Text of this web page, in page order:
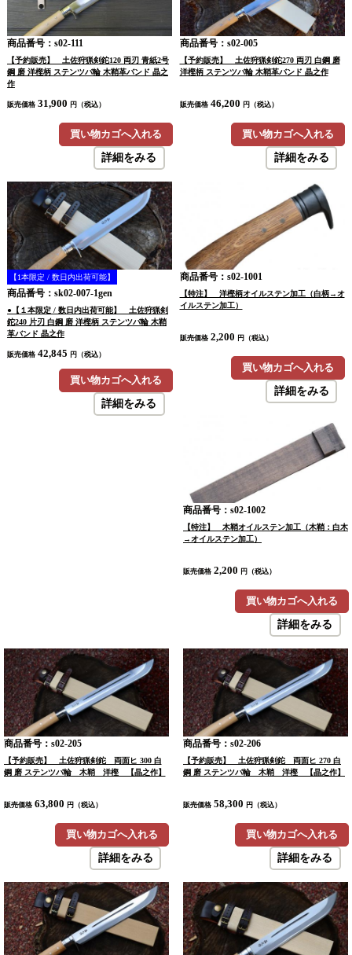
商品番号：s02-111
【予約販売】 土佐狩猟剣鉈120 両刃 青紙2号
鋼 磨 洋樫柄 ステンツバ輪 木鞘革バンド 晶之
作
販売価格 31,900 円（税込）
買い物カゴへ入れる
詳細をみる
商品番号：s02-005
【予約販売】 土佐狩猟剣鉈270 両刃 白鋼 磨
洋樫柄 ステンツバ輪 木鞘革バンド 晶之作
販売価格 46,200 円（税込）
買い物カゴへ入れる
詳細をみる
【1本限定 / 数日内出荷可能】
商品番号：sk02-007-1gen
●【１本限定 / 数日内出荷可能】 土佐狩猟剣
鉈240 片刃 白鋼 磨 洋樫柄 ステンツバ輪 木鞘
革バンド 晶之作
販売価格 42,845 円（税込）
買い物カゴへ入れる
詳細をみる
商品番号：s02-1001
【特注】 洋樫柄オイルステン加工（白柄→オ
イルステン加工）
販売価格 2,200 円（税込）
買い物カゴへ入れる
詳細をみる
商品番号：s02-1002
【特注】 木鞘オイルステン加工（木鞘：白木
→オイルステン加工）
販売価格 2,200 円（税込）
買い物カゴへ入れる
詳細をみる
商品番号：s02-205
【予約販売】 土佐狩猟剣鉈 両面ヒ 300 白
鋼 磨 ステンツバ輪 木鞘 洋樫 【晶之作】
販売価格 63,800 円（税込）
買い物カゴへ入れる
詳細をみる
商品番号：s02-206
【予約販売】 土佐狩猟剣鉈 両面ヒ 270 白
鋼 磨 ステンツバ輪 木鞘 洋樫 【晶之作】
販売価格 58,300 円（税込）
買い物カゴへ入れる
詳細をみる